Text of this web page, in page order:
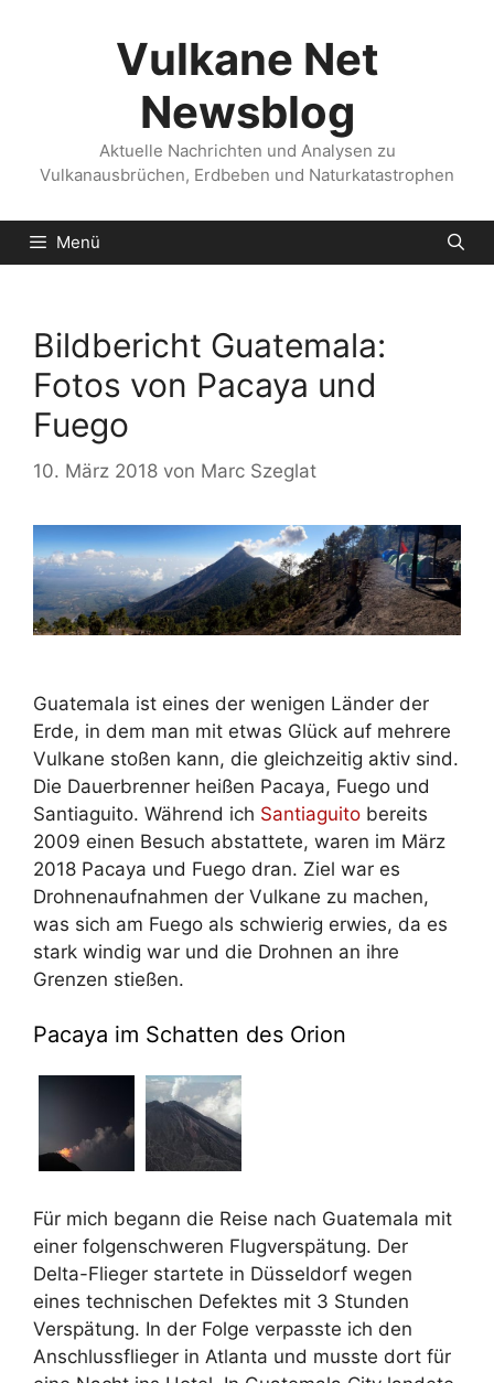
Vulkane Net
Newsblog
Aktuelle Nachrichten und Analysen zu
Vulkanausbrüchen, Erdbeben und Naturkatastrophen
Menü
Bildbericht Guatemala:
Fotos von Pacaya und
Fuego
10. März 2018 von Marc Szeglat
Guatemala ist eines der wenigen Länder der
Erde, in dem man mit etwas Glück auf mehrere
Vulkane stoßen kann, die gleichzeitig aktiv sind.
Die Dauerbrenner heißen Pacaya, Fuego und
Santiaguito. Während ich Santiaguito bereits
2009 einen Besuch abstattete, waren im März
2018 Pacaya und Fuego dran. Ziel war es
Drohnenaufnahmen der Vulkane zu machen,
was sich am Fuego als schwierig erwies, da es
stark windig war und die Drohnen an ihre
Grenzen stießen.
Pacaya im Schatten des Orion
Für mich begann die Reise nach Guatemala mit
einer folgenschweren Flugverspätung. Der
Delta-Flieger startete in Düsseldorf wegen
eines technischen Defektes mit 3 Stunden
Verspätung. In der Folge verpasste ich den
Anschlussflieger in Atlanta und musste dort für